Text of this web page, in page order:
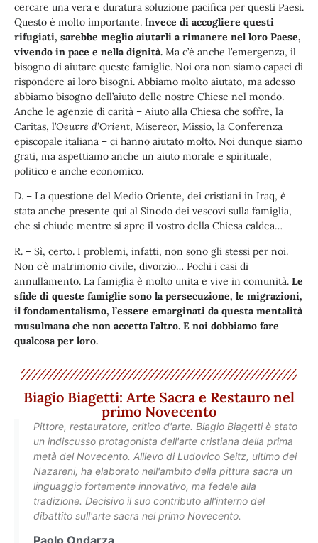
cercare una vera e duratura soluzione pacifica per questi Paesi.
Questo è molto importante. Invece di accogliere questi
rifugiati, sarebbe meglio aiutarli a rimanere nel loro Paese,
vivendo in pace e nella dignità. Ma c’è anche l’emergenza, il
bisogno di aiutare queste famiglie. Noi ora non siamo capaci di
rispondere ai loro bisogni. Abbiamo molto aiutato, ma adesso
abbiamo bisogno dell’aiuto delle nostre Chiese nel mondo.
Anche le agenzie di carità – Aiuto alla Chiesa che soffre, la
Caritas, l’Oeuvre d’Orient, Misereor, Missio, la Conferenza
episcopale italiana – ci hanno aiutato molto. Noi dunque siamo
grati, ma aspettiamo anche un aiuto morale e spirituale,
politico e anche economico.
D. – La questione del Medio Oriente, dei cristiani in Iraq, è
stata anche presente qui al Sinodo dei vescovi sulla famiglia,
che si chiude mentre si apre il vostro della Chiesa caldea…
R. – Sì, certo. I problemi, infatti, non sono gli stessi per noi.
Non c’è matrimonio civile, divorzio… Pochi i casi di
annullamento. La famiglia è molto unita e vive in comunità. Le
sfide di queste famiglie sono la persecuzione, le migrazioni,
il fondamentalismo, l’essere emarginati da questa mentalità
musulmana che non accetta l’altro. E noi dobbiamo fare
qualcosa per loro.
Biagio Biagetti: Arte Sacra e Restauro nel
primo Novecento
Pittore, restauratore, critico d'arte. Biagio Biagetti è stato
un indiscusso protagonista dell'arte cristiana della prima
metà del Novecento. Allievo di Ludovico Seitz, ultimo dei
Nazareni, ha elaborato nell'ambito della pittura sacra un
linguaggio fortemente innovativo, ma fedele alla
tradizione. Decisivo il suo contributo all'interno del
dibattito sull'arte sacra nel primo Novecento.